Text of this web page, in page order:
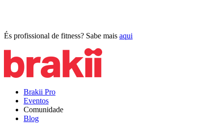
És profissional de fitness? Sabe mais aqui
Brakii Pro
Eventos
Comunidade
Blog